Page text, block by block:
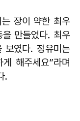
는 장이 약한 최우
만들었다. 최우
보였다. 정유미는
해주세요”라며
.